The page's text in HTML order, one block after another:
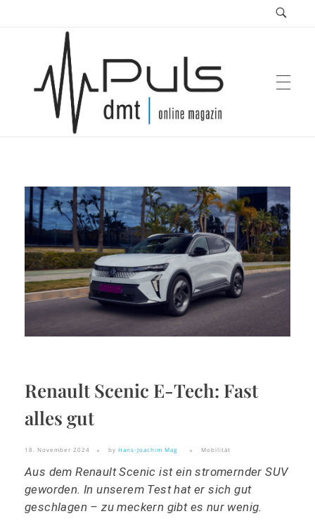
Puls Magazin
Renault Scenic E-Tech: Fast
alles gut
18. November 2024 by Hans-Joachim Mag Mobilität
Aus dem Renault Scenic ist ein stromernder SUV
geworden. In unserem Test hat er sich gut
geschlagen – zu meckern gibt es nur wenig.